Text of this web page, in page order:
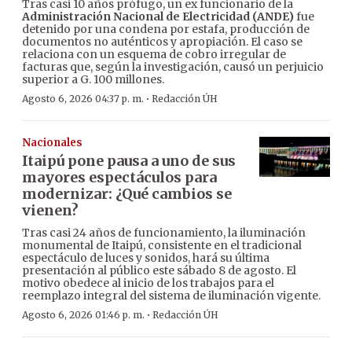
Tras casi 10 años prófugo, un ex funcionario de la
Administración Nacional de Electricidad (ANDE)fue
detenido por una condena por estafa, producción de
documentos no auténticos y apropiación. El caso se
relaciona con un esquema de cobro irregular de
facturas que, según la investigación, causó un perjuicio
superior a G. 100 millones.
Agosto 6, 2026 04:37 p. m. · Redacción ÚH
Nacionales
Itaipú pone pausa a uno de sus
mayores espectáculos para
modernizar: ¿Qué cambios se
vienen?
Tras casi 24 años de funcionamiento, la iluminación
monumental de Itaipú, consistente en el tradicional
espectáculo de luces y sonidos, hará su última
presentación al público este sábado 8 de agosto. El
motivo obedece al inicio de los trabajos para el
reemplazo integral del sistema de iluminación vigente.
Agosto 6, 2026 01:46 p. m. · Redacción ÚH